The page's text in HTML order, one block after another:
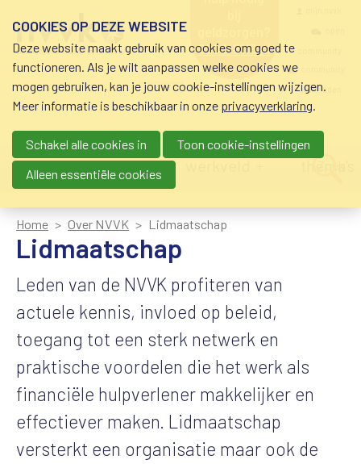
schuldhulp • sociaal
krediet • budgetbeheer •
beschermingsbewind
0800-8115.nl
nvvk-leden
Main navigation
nieuws agenda
Home Over NVVK Lidmaatschap
Lidmaatschap
Leden van de NVVK profiteren van
actuele kennis, invloed op beleid,
toegang tot een sterk netwerk en
praktische voordelen die het werk als
financiële hulpverlener makkelijker en
effectiever maken. Lidmaatschap
versterkt een organisatie maar ook de
COOKIES OP DEZE WEBSITE
Deze website maakt gebruik van cookies om goed te
functioneren. Als je wilt aanpassen welke cookies we
mogen gebruiken, kan je jouw cookie-instellingen wijzigen.
Meer informatie is beschikbaar in onze privacyverklaring.
Schakel alle cookies in
Toon cookie-instellingen
Alleen essentiële cookies